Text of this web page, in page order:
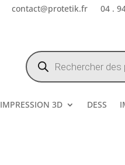
contact@protetik.fr 04 .
Recherche
de
produits
IMPRESSION 3D DESS